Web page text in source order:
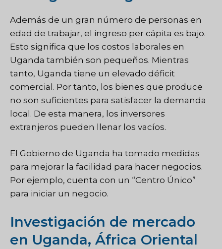
Además de un gran número de personas en
edad de trabajar, el ingreso per cápita es bajo.
Esto significa que los costos laborales en
Uganda también son pequeños. Mientras
tanto, Uganda tiene un elevado déficit
comercial. Por tanto, los bienes que produce
no son suficientes para satisfacer la demanda
local. De esta manera, los inversores
extranjeros pueden llenar los vacíos.
El Gobierno de Uganda ha tomado medidas
para mejorar la facilidad para hacer negocios.
Por ejemplo, cuenta con un “Centro Único”
para iniciar un negocio.
Investigación de mercado
en Uganda, África Oriental